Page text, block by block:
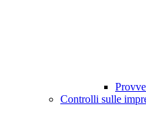
Controlli sulle